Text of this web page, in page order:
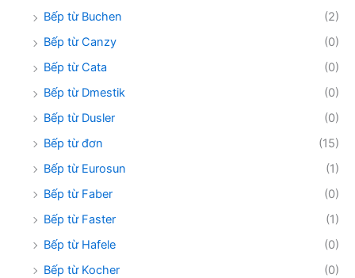
Bếp từ Buchen
(2)
Bếp từ Canzy
(0)
Bếp từ Cata
(0)
Bếp từ Dmestik
(0)
Bếp từ Dusler
(0)
Bếp từ đơn
(15)
Bếp từ Eurosun
(1)
Bếp từ Faber
(0)
Bếp từ Faster
(1)
Bếp từ Hafele
(0)
Bếp từ Kocher
(0)